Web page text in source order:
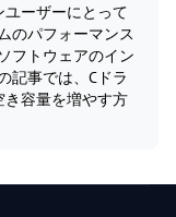
ーザーにとって
のパフォーマンス
フトウェアのイン
記事では、Cドラ
き容量を増やす方